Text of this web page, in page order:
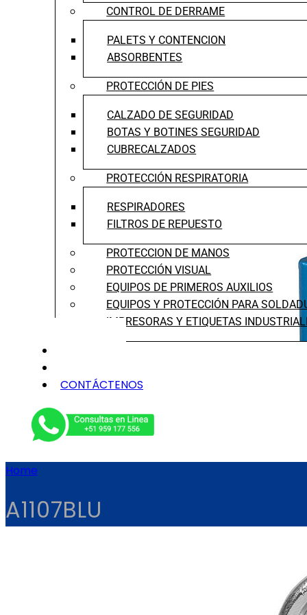
CONTROL DE DERRAME
PALETS Y CONTENCION
ABSORBENTES
PROTECCIÓN DE PIES
CALZADO DE SEGURIDAD
BOTAS Y BOTINES SEGURIDAD
CUBRECALZADOS
PROTECCIÓN RESPIRATORIA
RESPIRADORES
FILTROS DE REPUESTO
PROTECCION DE MANOS
PROTECCIÓN VISUAL
EQUIPOS DE PRIMEROS AUXILIOS
EQUIPOS Y PROTECCIÓN PARA
IMPRESORAS Y ETIQUETAS
CONTÁCTENOS
Home
A1107BLU